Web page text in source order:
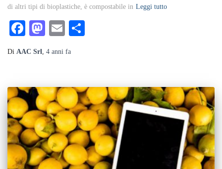
di altri tipi di bioplastiche, è compostabile in Leggi tutto
Facebook
Mastodon
Email
Di AAC Srl 4 anni fa